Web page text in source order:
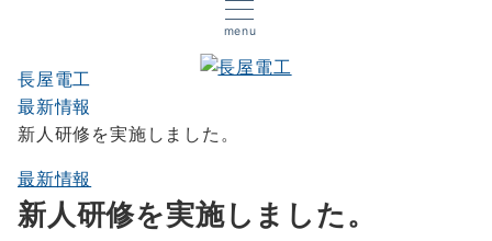
menu
長屋電工
最新情報
新人研修を実施しました。
最新情報
新人研修を実施しました。